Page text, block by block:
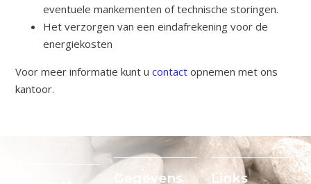
eventuele mankementen of technische storingen.
Het verzorgen van een eindafrekening voor de
energiekosten
Voor meer informatie kunt ucontact opnemen met ons
kantoor.
Gegevens Links